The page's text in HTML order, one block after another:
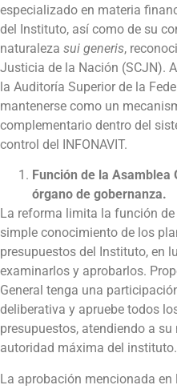
especializado en materia
del Instituto, así como de su
naturaleza sui generis,
Justicia de la Nación (SCJN).
la Auditoría Superior de la
mantenerse como un
complementario dentro del
control del INFONAVIT.
Función de la
órgano de gobernanza.
La reforma limita la función de
simple conocimiento de los
presupuestos del Instituto, en
examinarlos y aprobarlos.
General tenga una
deliberativa y apruebe todos
presupuestos, atendiendo a su
autoridad máxima del instituto.
La aprobación mencionada